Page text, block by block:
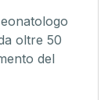
oltre 50
del